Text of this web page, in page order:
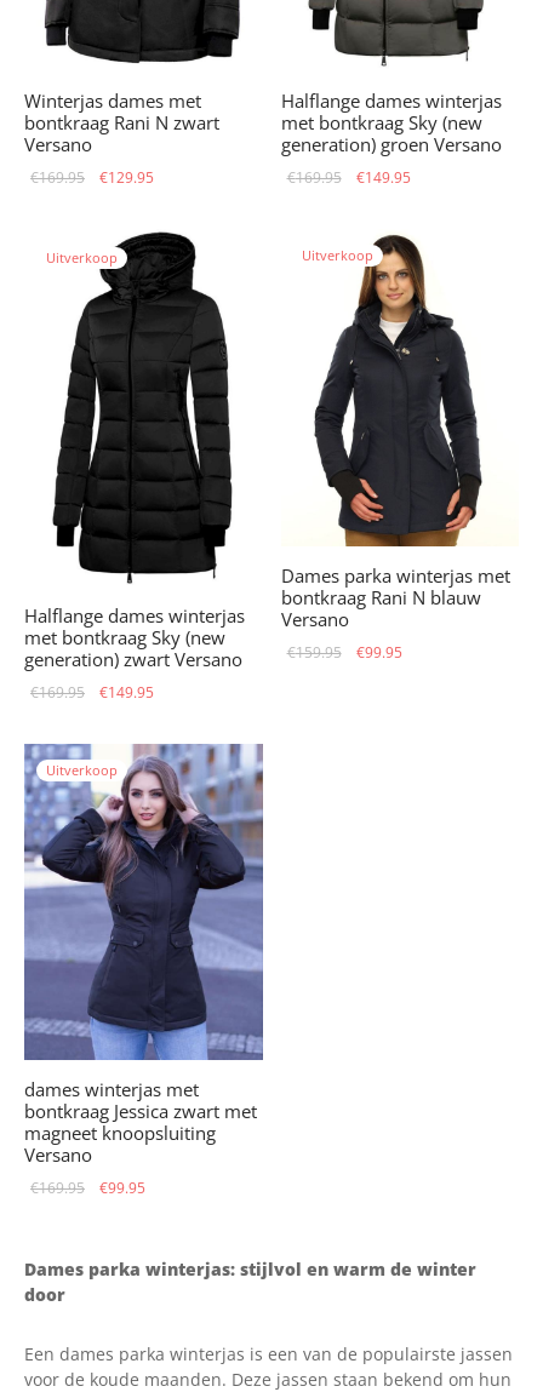
Winterjas dames met
bontkraag Rani N zwart
Versano
€169.95
Oorspronkelijke
€169.95.
€129.95
€129.95.
Halflange dames winterjas
met bontkraag Sky (new
generation) groen Versano
€169.95
Oorspronkelijke
€169.95.
€149.95
Uitverkoop
Halflange dames winterjas
met bontkraag Sky (new
generation) zwart Versano
€169.95
Oorspronkelijke
€169.95.
€149.95
€149.95.
Uitverkoop
Dames parka winterjas met
bontkraag Rani N blauw
Versano
€159.95
Oorspronkelijke
€99.95
Uitverkoop
dames winterjas met
bontkraag Jessica zwart met
magneet knoopsluiting
Versano
€169.95
Oorspronkelijke
€99.95
Dames parka winterjas: stijlvol en warm de winter
door
Een dames parka winterjas is een van de populairste jassen
voor de koude maanden. Deze jassen staan bekend om hun